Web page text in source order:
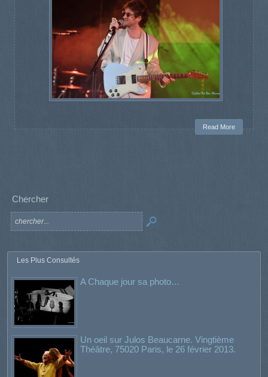
Read More
Chercher
Les Plus Consultés
A Chaque jour sa photo…
Un oeil sur Julos Beaucarne. Vingtième
Théâtre, 75020 Paris, le 26 février 2013.